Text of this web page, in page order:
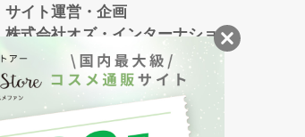
サイト運営・企画
株式会社オズ・インターナショ
ナル
創業150年、英国伝統の最高級猪毛ハン
ドメイドヘアブラシ
メイソンピアソン